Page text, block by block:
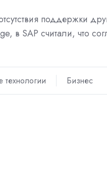
поддержки
в SAP считали, что
Бизнес